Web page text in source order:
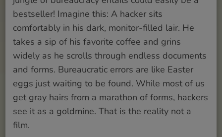
bestseller! Imagine this: A hacker sits
comfortably in his dark, monitor-filled lair. He
takes a sip of his favorite coffee and grins
widely as he scrolls through endless documents
and forms. Bureaucratic errors are like Easter
eggs just waiting to be found. While most of us
get gray hairs from a marathon of forms, hackers
see it as a goldmine. That is the reality not a
film.